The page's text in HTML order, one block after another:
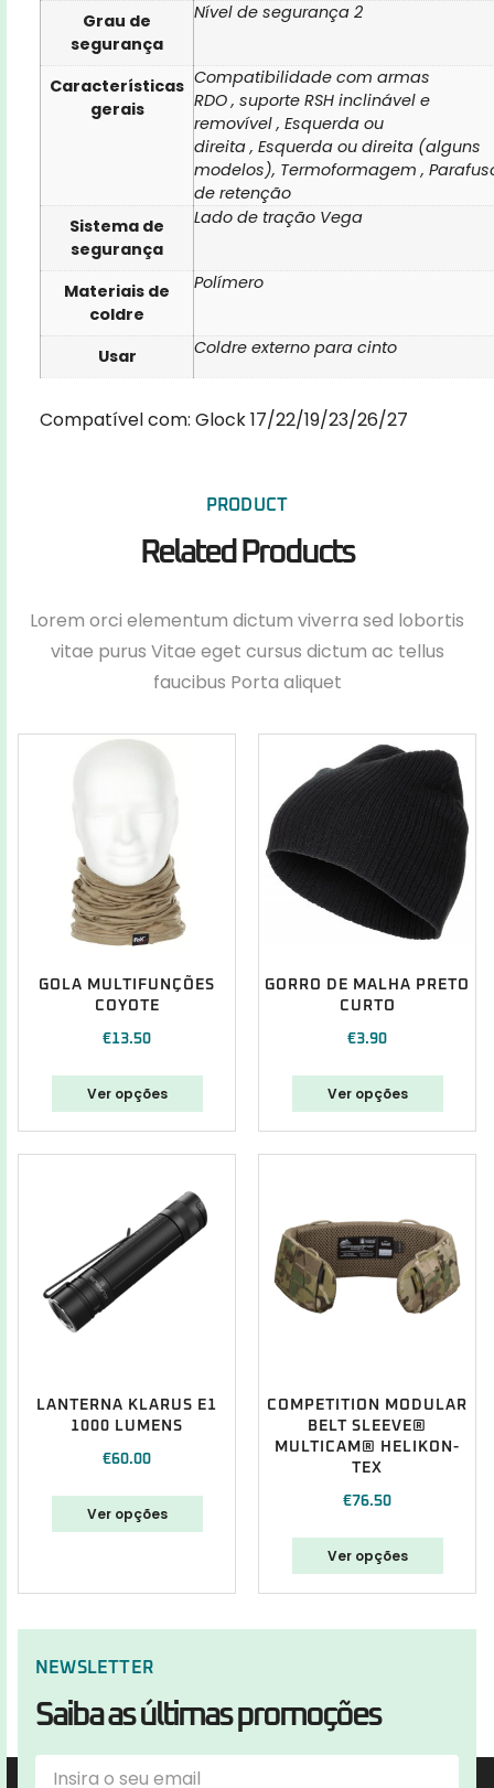
Grau de
segurança
Nível de segurança 2
Características
gerais
Compatibilidade com armas
RDO, suporte RSH inclinável e
removível, Esquerda ou
direita, Esquerda ou direita (alguns
modelos), Termoformagem ,
de retenção
Sistema de
segurança
Lado de tração Vega
Materiais de
coldre
Polímero
Usar Coldre externo para cinto
Compatível com: Glock 17/22/19/23/26/27
PRODUCT
Related Products
Lorem orci elementum dictum viverra sed lobortis
vitae purus Vitae eget cursus dictum ac tellus
faucibus Porta aliquet
GOLA MULTIFUNÇÕES
COYOTE
€13.50
Ver opções
GORRO DE MALHA PRETO
CURTO
€3.90
Ver opções
LANTERNA KLARUS E1
1000 LUMENS
€60.00
Ver opções
COMPETITION MODULAR
BELT SLEEVE®
MULTICAM® HELIKON-
TEX
€76.50
Ver opções
NEWSLETTER
Saiba as últimas promoções